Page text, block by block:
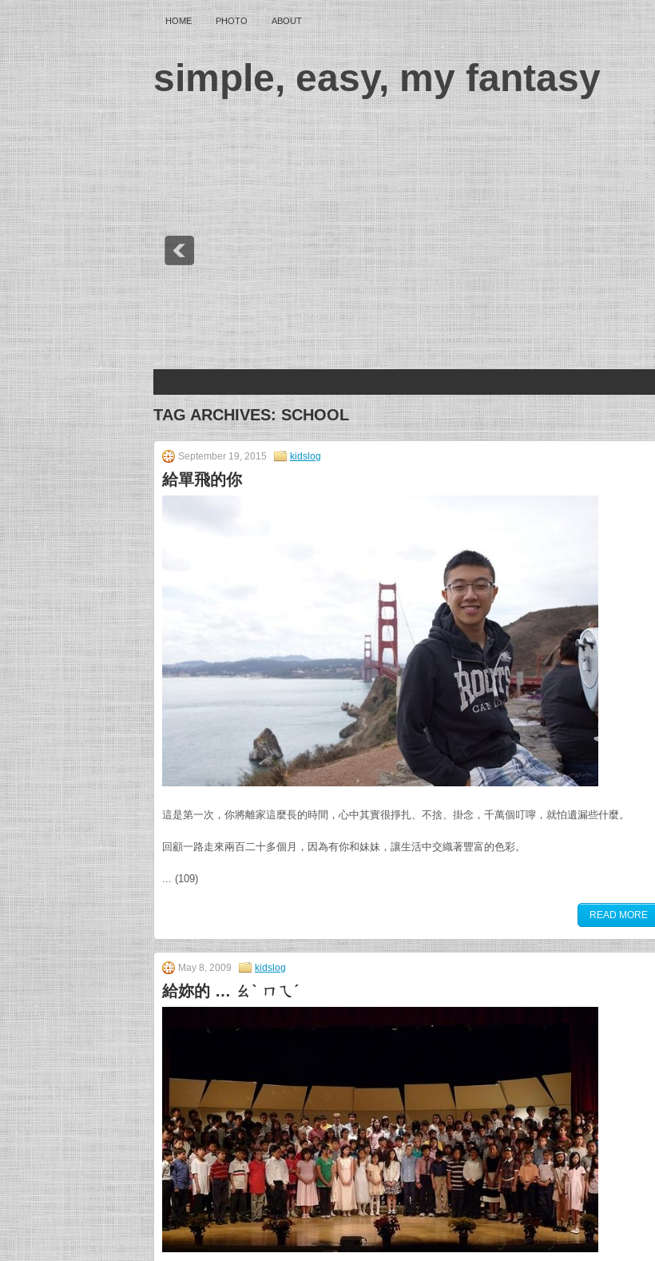
HOME PHOTO ABOUT
simple, easy, my fantasy
TAG ARCHIVES:SCHOOL
September 19, 2015 kidslog
給單飛的你
這是第一次，你將離家這麼長的時間，心中其實很掙扎、不捨、掛念，千萬個叮嚀，就怕遺漏些什麼。
回顧一路走來兩百二十多個月，因為有你和妹妹，讓生活中交織著豐富的色彩。
... (109)
READ MORE
May 8, 2009 kidslog
給妳的 … ㄠˋ ㄇㄟˊ